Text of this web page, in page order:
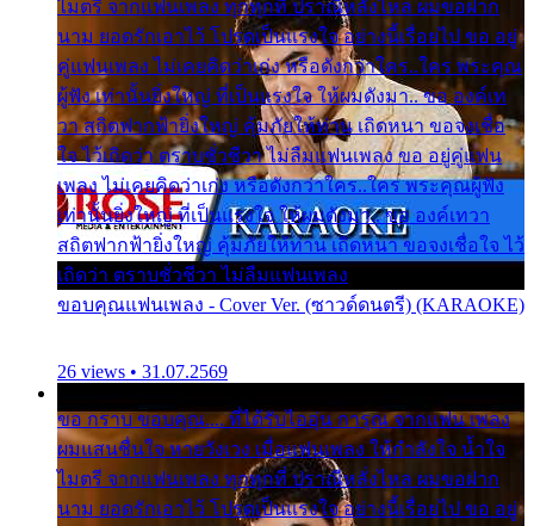
ไมตรี จากแฟนเพลง ทุกทุกที่ ปราณีหลั่งไหล ผมขอฝาก
นาม ยอดรักเอาไว้ โปรดเป็นแรงใจ อย่างนี้เรื่อยไป ขอ อยู่
คู่แฟนเพลง ไม่เคยคิดว่าเก่ง หรือดังกว่าใคร..ใคร พระคุณ
ผู้ฟัง เท่านั้นยิ่งใหญ่ ที่เป็นแรงใจ ให้ผมดังมา.. ขอ องค์เท
วา สถิตฟากฟ้ายิ่งใหญ่ คุ้มภัยให้ท่าน เถิดหนา ขอจงเชื่อ
ใจ ไว้เถิดว่า ตราบชั่วชีวา ไม่ลืมแฟนเพลง ขอ อยู่คู่แฟน
เพลง ไม่เคยคิดว่าเก่ง หรือดังกว่าใคร..ใคร พระคุณผู้ฟัง
เท่านั้นยิ่งใหญ่ ที่เป็นแรงใจ ให้ผมดังมา.. ขอ องค์เทวา
สถิตฟากฟ้ายิ่งใหญ่ คุ้มภัยให้ท่าน เถิดหนา ขอจงเชื่อใจ ไว้
เถิดว่า ตราบชั่วชีวา ไม่ลืมแฟนเพลง
ขอบคุณแฟนเพลง - Cover Ver. (ซาวด์ดนตรี) (KARAOKE)
26 views • 31.07.2569
ขอ กราบ ขอบคุณ.... ที่ได้รับไออุ่น การุณ จากแฟน เพลง
ผมแสนชื่นใจ หายวังเวง เมื่อแฟนเพลง ให้กำลังใจ น้ำใจ
ไมตรี จากแฟนเพลง ทุกทุกที่ ปราณีหลั่งไหล ผมขอฝาก
นาม ยอดรักเอาไว้ โปรดเป็นแรงใจ อย่างนี้เรื่อยไป ขอ อยู่